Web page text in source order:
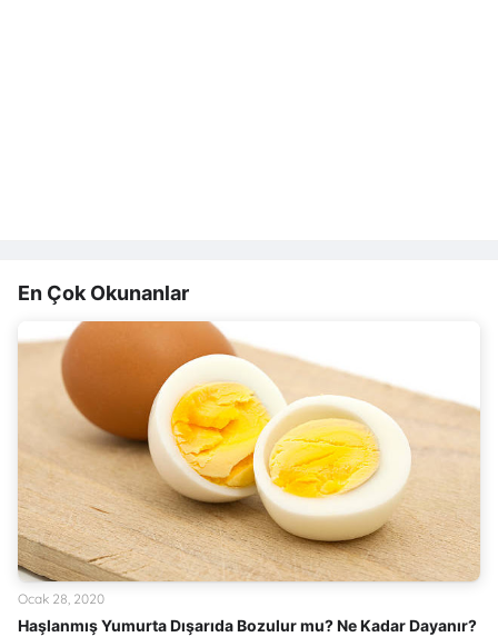
En Çok Okunanlar
Haşlanmış Yumurta Dışarıda Bozulur mu? Ne Kadar Dayanır?
Ocak 28, 2020